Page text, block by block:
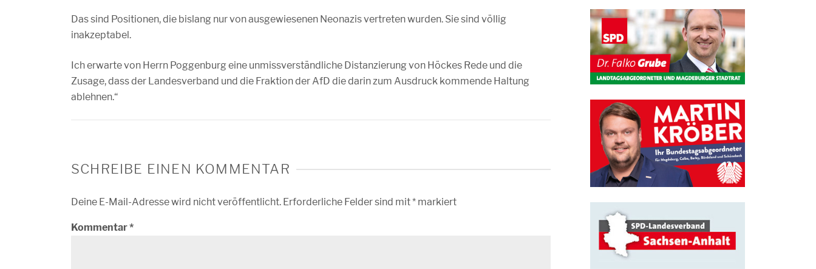
Das sind Positionen, die bislang nur von ausgewiesenen Neonazis vertreten wurden. Sie sind völlig
inakzeptabel.
Ich erwarte von Herrn Poggenburg eine unmissverständliche Distanzierung von Höckes Rede und die
Zusage, dass der Landesverband und die Fraktion der AfD die darin zum Ausdruck kommende Haltung
ablehnen.“
SCHREIBE EINEN KOMMENTAR
Deine E-Mail-Adresse wird nicht veröffentlicht. Erforderliche Felder sind mit* markiert
Kommentar*